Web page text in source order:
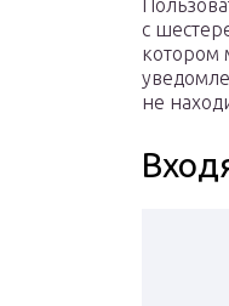
с
котором
не